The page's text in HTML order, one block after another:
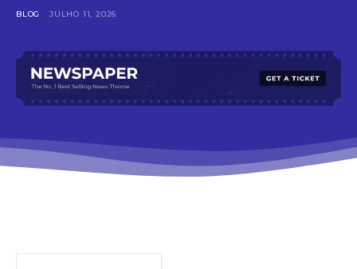
BLOG JULHO 11, 2026